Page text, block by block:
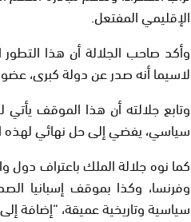
الإقليمي المفتعل.
وأكد صاحب الجلالة أن هذا التطور
لاسيما أنه صدر عن دولة كبرى،
وتابع جلالته أن هذا الموقف
سياسي، يفضي إلى حل نهائي لهذه
كما نوه جلالة الملك باعتراف دول
وفرنسا، وكذا بموقف إسبانيا
سياسية وتاريخية عميقة، “إضافة